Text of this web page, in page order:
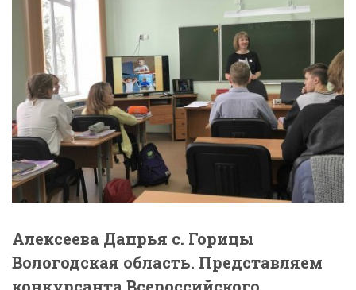
Алексеева Дапрья с. Горицы
Вологодская область. Представляем